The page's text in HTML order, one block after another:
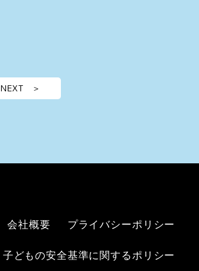
NEXT ＞
会社概要 プライバシーポリシー
子どもの安全基準に関するポリシー